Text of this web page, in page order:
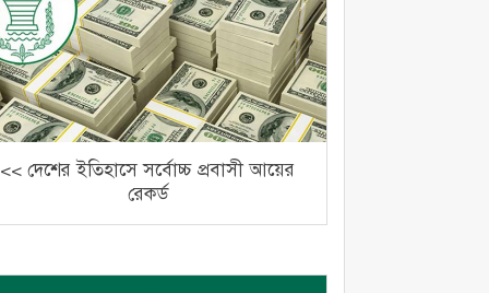
<< দেশের ইতিহাসে সর্বোচ্চ প্রবাসী আয়ের
রেকর্ড